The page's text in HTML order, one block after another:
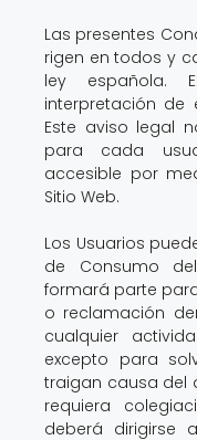
Las presentes
rigen en todos y
ley española.
interpretación de
Este aviso legal
para cada
accesible por
Sitio Web.
Los Usuarios
de Consumo
formará parte
o reclamación
cualquier
excepto para
traigan causa del
requiera
deberá dirigirse